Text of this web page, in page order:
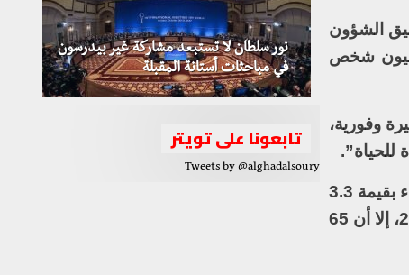
الشؤون
الإنسانية داخل سوريا لا تزال عند مستوى قياسي”، مضيفا أن “11.7 مليون شخص
وفورية،
للحياة”.
كما أضاف: “تسعى الأمم المتحدة بشكل عاجل إلى زيادة التمويل لمساعدة المحتاجين، من خلال نداء بقيمة 3.3
مليارات دولار للاستجابة داخل سوريا”. مبينا أنه “رغم التمويل السخي الذي قدمه المانحون عام 2018، إلا أن 65
نور سلطان لا تستبعد مشاركة غير بيدرسون
في مباحثات أستانة المقبلة
تابعونا على تويتر
Tweets by @alghadalsoury